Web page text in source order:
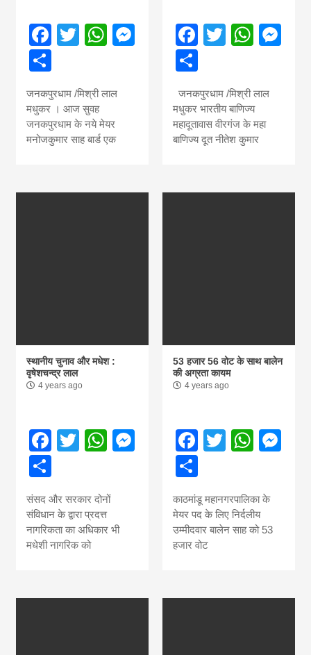
Facebook
TwitterWhatsApp
Messenger
जनकपुरधाम /मिश्री लाल
मधुकर । आज सुवह
जनकपुरधाम के नये मेयर
मनोजकुमार साह बार्ड एक
Facebook
Twitter
Share
जनकपुरधाम /मिश्री लाल
मधुकर भारतीय बाणिज्य
महादूतावास वीरगंज के महा
बाणिज्य दूत नीतेश कुमार
स्थानीय चुनाव और मधेश :
वृषेशचन्द्र लाल
4 years ago
Facebook
TwitterWhatsApp
Messenger
संसद और सरकार दोनों
संविधान के द्वारा प्रदत्त
नागरिकता का अधिकार भी
मधेशी नागरिक को
53 हजार 56 वोट के साथ बालेन
की अग्रता कायम
4 years ago
Facebook
Twitter
Share
काठमांडू महानगरपालिका के
मेयर पद के लिए निर्दलीय
उम्मीदवार बालेन साह को 53
हजार वोट